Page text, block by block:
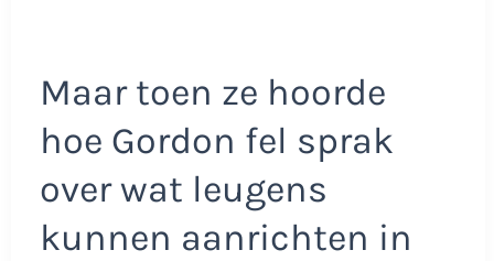
Maar toen ze hoorde
hoe Gordon fel sprak
over wat leugens
kunnen aanrichten in